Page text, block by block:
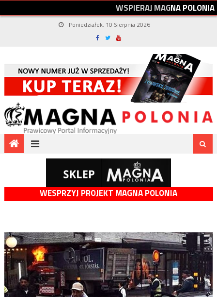
WSPIERAJMAGNAPOLONIA
Poniedziałek, 10 Sierpnia 2026
WESPRZYJ PROJEKT MAGNA POLONIA